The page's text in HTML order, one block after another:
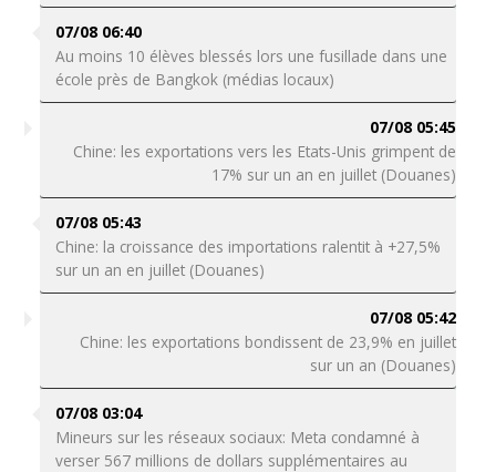
07/08 06:40
Au moins 10 élèves blessés lors une fusillade dans une
école près de Bangkok (médias locaux)
07/08 05:45
Chine: les exportations vers les Etats-Unis grimpent de
17% sur un an en juillet (Douanes)
07/08 05:43
Chine: la croissance des importations ralentit à +27,5%
sur un an en juillet (Douanes)
07/08 05:42
Chine: les exportations bondissent de 23,9% en juillet
sur un an (Douanes)
07/08 03:04
Mineurs sur les réseaux sociaux: Meta condamné à
verser 567 millions de dollars supplémentaires au